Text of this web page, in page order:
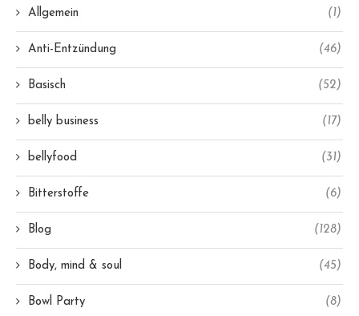
Allgemein (1)
Anti-Entzündung (46)
Basisch (52)
belly business (17)
bellyfood (31)
Bitterstoffe (6)
Blog (128)
Body, mind & soul (45)
Bowl Party (8)